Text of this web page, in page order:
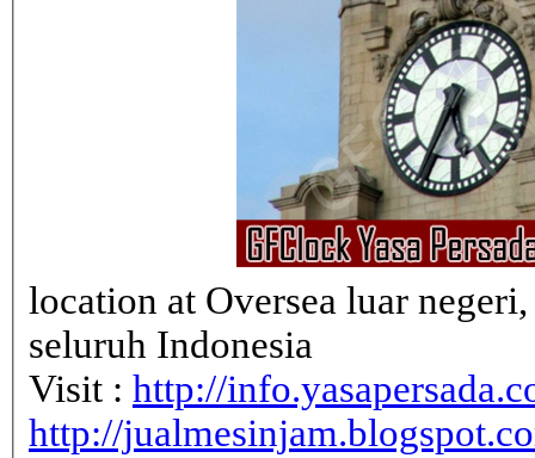
location at Oversea luar
seluruh Indonesia
Visit : http://
http://